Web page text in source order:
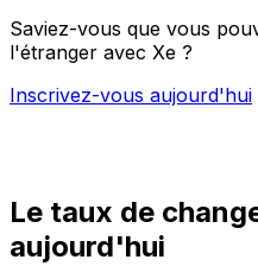
Saviez-vous que vous
l'étranger avec Xe ?
Inscrivez-vous aujourd'hui
Le taux de
aujourd'hui